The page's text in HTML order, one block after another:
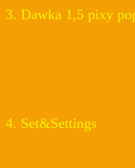
3. Dawka 1,5 pixy
4. Set&Settings